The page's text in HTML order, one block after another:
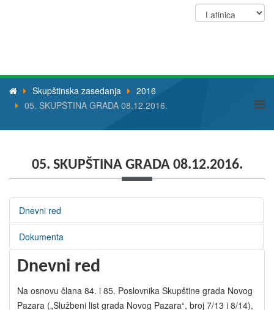
Skupštinska zasedanja
2016
05. SKUPŠTINA GRADA 08.12.2016.
05. SKUPŠTINA GRADA 08.12.2016.
Dnevni red
Dokumenta
Dnevni red
Na osnovu člana 84. i 85. Poslovnika Skupštine grada Novog
Pazara („Službeni list grada Novog Pazara“, broj 7/13 i 8/14),